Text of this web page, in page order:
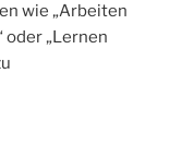
wie „Arbeiten
oder „Lernen